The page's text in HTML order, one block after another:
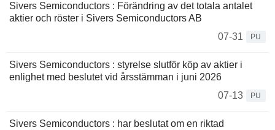
Sivers Semiconductors : Förändring av det totala antalet
aktier och röster i Sivers Semiconductors AB
07-31
PU
Sivers Semiconductors : styrelse slutför köp av aktier i
enlighet med beslutet vid årsstämman i juni 2026
07-13
PU
Sivers Semiconductors : har beslutat om en riktad